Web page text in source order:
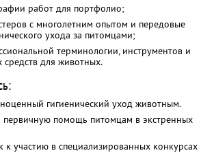
работ для портфолио;
с многолетним опытом и передовые
ухода за питомцами;
терминологии, инструментов и
средств для животных.
гигиенический уход животным.
первичную помощь питомцам в экстренных
к участию в специализированных конкурсах